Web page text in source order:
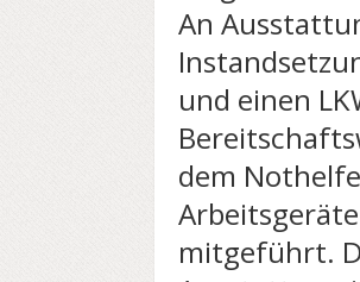
An
und einen
dem
mitgeführt.